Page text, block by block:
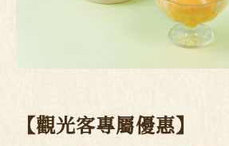
【觀光客專屬優惠】